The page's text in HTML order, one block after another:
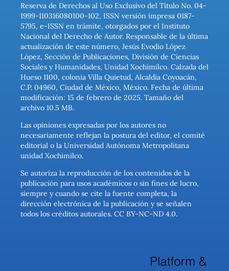
Reserva de Derechos al Uso Exclusivo del Título No. 04-
1999-110316080100-102, ISSN versión impresa 0187-
5795, e-ISSN en trámite, otorgados por el Instituto
Nacional del Derecho de Autor. Responsable de la última
actualización de este número, Jesús Evodio López
López, Sección de Publicaciones, División de Ciencias
Sociales y Humanidades, Unidad Xochimilco. Calzada del
Hueso 1100, colonia Villa Quietud, Alcaldía Coyoacán,
C.P. 04960, Ciudad de México, México. Fecha de última
modificación: 15 de febrero de 2025. Tamaño del
archivo 10.5 MB.
Las opiniones expresadas por los autores no
necesariamente reflejan la postura del editor, el comité
editorial o la Universidad Autónoma Metropolitana
unidad Xochimilco.
Se autoriza la reproducción de los contenidos de la
publicación para usos académicos o sin fines de lucro,
siempre y cuando se cite la fuente completa, la
dirección electrónica de la publicación y se señalen
todos los créditos autorales. CC BY-NC-ND 4.0.